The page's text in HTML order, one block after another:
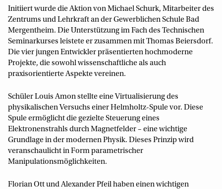
Initiiert wurde die Aktion von Michael Schurk, Mitarbeiter des
Zentrums und Lehrkraft an der Gewerblichen Schule Bad
Mergentheim. Die Unterstützung im Fach des Technischen
Seminarkurses leistete er zusammen mit Thomas Beiersdorf.
Die vier jungen Entwickler präsentierten hochmoderne
Projekte, die sowohl wissenschaftliche als auch
praxisorientierte Aspekte vereinen.
Schüler Louis Amon stellte eine Virtualisierung des
physikalischen Versuchs einer Helmholtz-Spule vor. Diese
Spule ermöglicht die gezielte Steuerung eines
Elektronenstrahls durch Magnetfelder – eine wichtige
Grundlage in der modernen Physik. Dieses Prinzip wird
veranschaulicht in Form parametrischer
Manipulationsmöglichkeiten.
Florian Ott und Alexander Pfeil haben einen wichtigen